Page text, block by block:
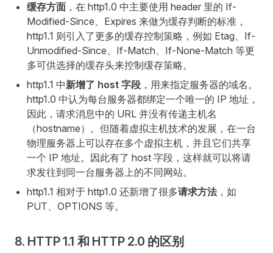
缓存方面 ，在 http1.0 中主要使用 header 里的 If-
Modified-Since、Expires 来做为缓存判断的标准，
http1.1 则引入了更多的缓存控制策略，例如 Etag、If-
Unmodified-Since、If-Match、If-None-Match 等更
多可供选择的缓存头来控制缓存策略。
http1.1 中新增了 host 字段 ，用来指定服务器的域名。
http1.0 中认为每台服务器都绑定一个唯一的 IP 地址，
因此，请求消息中的 URL 并没有传递主机名
（hostname）。但随着虚拟主机技术的发展，在一台
物理服务器上可以存在多个虚拟主机，并且它们共享
一个 IP 地址。因此有了 host 字段，这样就可以将请
求发往到同一台服务器上的不同网站。
http1.1 相对于 http1.0 还新增了很多请求方法，如
PUT、OPTIONS 等。
8. HTTP 1.1 和 HTTP 2.0 的区别